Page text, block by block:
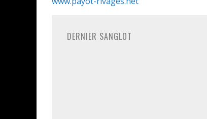
DERNIER SANGLOT